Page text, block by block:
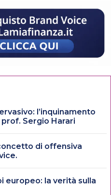
l’inquinamento
Sergio Harari
di offensiva
europeo: la verità sulla